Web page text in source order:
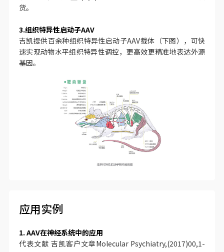
货。
3.组织特异性启动子AAV
吉凯提供百余种组织特异性启动子AAV载体（下图），可快
速实现动物水平组织特异性调控，更高效更精准地表达外源
基因。
应用实例
1. AAV在神经系统中的应用
代表文献 吉凯客户文章Molecular Psychiatry,(2017)00,1-